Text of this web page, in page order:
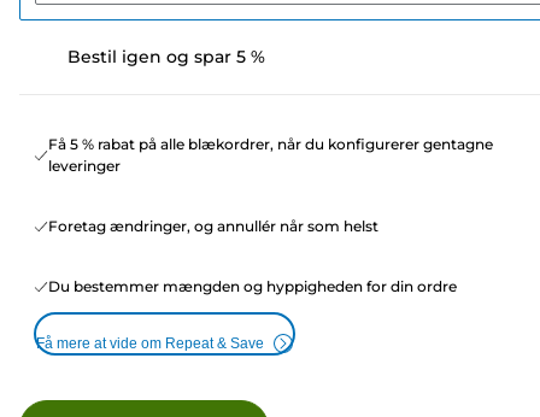
Bestil igen og spar 5 %
Få 5 % rabat på alle blækordrer, når du konfigurerer gentagne
leveringer
Foretag ændringer, og annullér når som helst
Du bestemmer mængden og hyppigheden for din ordre
Få mere at vide om Repeat & Save